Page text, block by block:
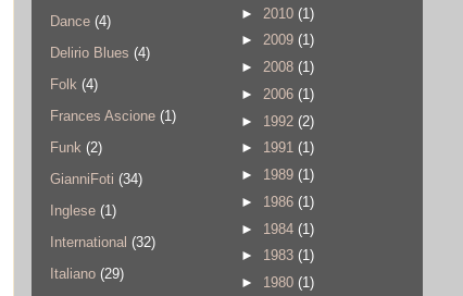
Dance (4)
Delirio Blues (4)
Folk (4)
Frances Ascione (1)
Funk (2)
GianniFoti (34)
Inglese (1)
International (32)
Italiano (29)
► 2010 (1)
► 2009 (1)
► 2008 (1)
► 2006 (1)
► 1992 (2)
► 1991 (1)
► 1989 (1)
► 1986 (1)
► 1984 (1)
► 1983 (1)
► 1980 (1)